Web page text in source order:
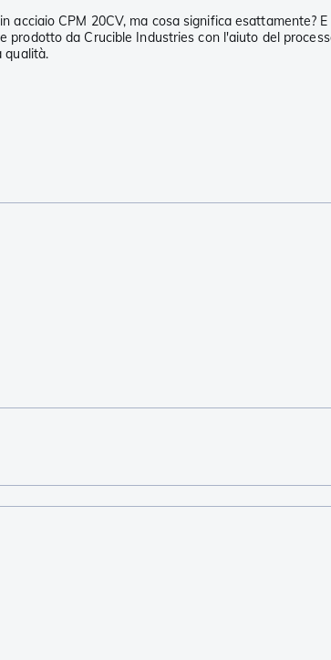
acciaio CPM 20CV, ma cosa significa
prodotto da Crucible Industries con l'aiuto del
qualità.